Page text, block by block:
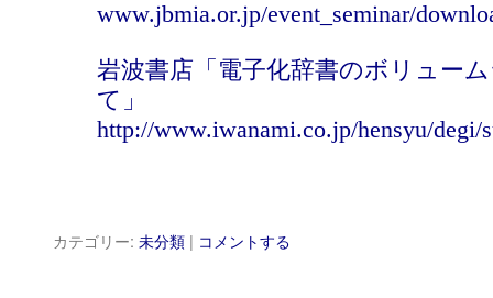
www.jbmia.or.jp/event_seminar/
岩波書店「電子化辞書のボリュー
て」
http://www.iwanami.co.jp/hensyu/degi/
カテゴリー: 未分類 | コメントする